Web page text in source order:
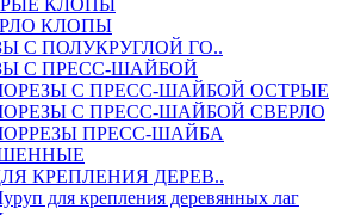
КЛОПЫ
КЛОПЫ
С ПОЛУКРУГЛОЙ ГО..
С ПРЕСС-ШАЙБОЙ
С ПРЕСС-ШАЙБОЙ ОСТРЫЕ
С ПРЕСС-ШАЙБОЙ СВЕРЛО
ПРЕСС-ШАЙБА
КРЕПЛЕНИЯ ДЕРЕВ..
для крепления деревянных лаг